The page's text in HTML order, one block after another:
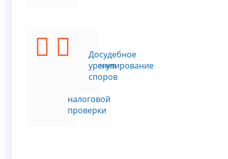
Подать
возражения
налоговой
проверки
Досудебное
урегулирование
споров